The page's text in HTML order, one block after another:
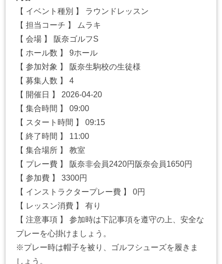
【 イベント種別 】 ラウンドレッスン
【 担当コーチ 】 ムラキ
【 会場 】 阪奈ゴルフS
【 ホール数 】 9ホール
【 参加対象 】 阪奈生駒校の生徒様
【 募集人数 】 4
【 開催日 】 2026-04-20
【 集合時間 】 09:00
【 スタート時間 】 09:15
【 終了時間 】 11:00
【 集合場所 】 教室
【 プレー費 】 阪奈非会員2420円阪奈会員1650円
【 参加費 】 3300円
【 インストラクタープレー費 】 0円
【 レッスン消費 】 有り
【 注意事項 】 参加時は下記事項を遵守の上、安全な
プレーを心掛けましょう。
※プレー時は帽子を被り、ゴルフシューズを履きま
しょう。